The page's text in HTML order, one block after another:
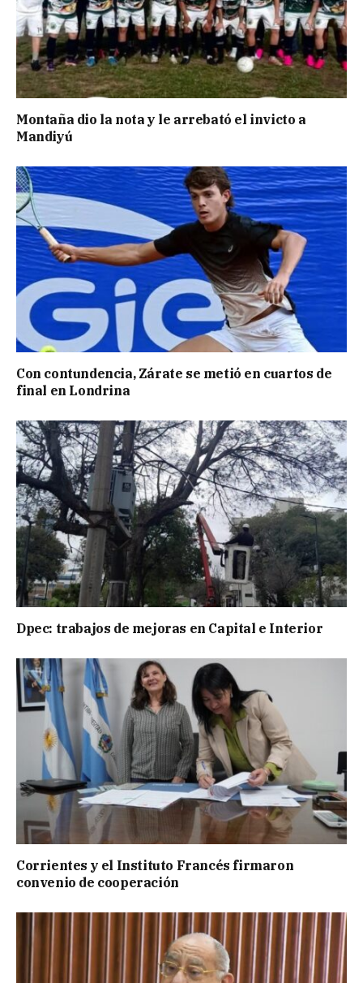
Montaña dio la nota y le arrebató el invicto a
Mandiyú
Con contundencia, Zárate se metió en cuartos de
final en Londrina
Dpec: trabajos de mejoras en Capital e Interior
Corrientes y el Instituto Francés firmaron
convenio de cooperación